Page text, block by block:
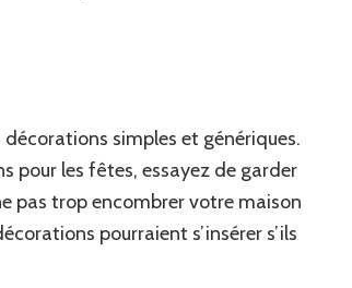
simples et génériques.
pour les fêtes, essayez de garder
pas trop encombrer votre maison
pourraient s’insérer s’ils